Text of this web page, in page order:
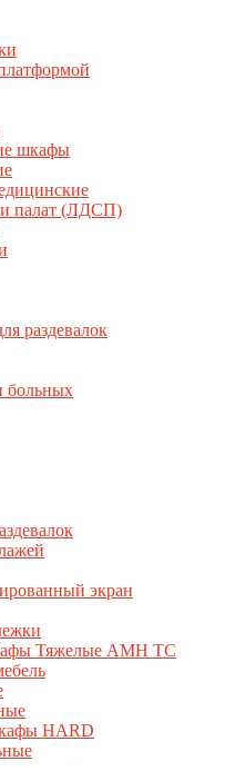
шкафы
и палат (ЛДСП)
раздевалок
больных
экран
Тяжелые AMH TC
HARD